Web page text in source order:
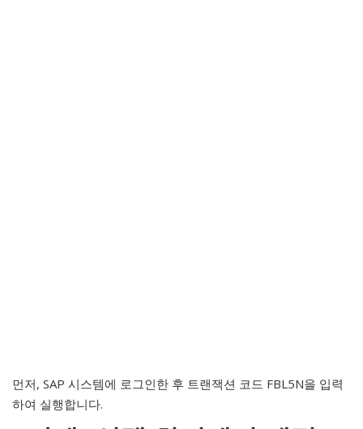
먼저, SAP 시스템에 로그인한 후 트랜잭션 코드 FBL5N을 입력
하여 실행합니다.